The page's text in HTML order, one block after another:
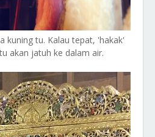
kuning tu. Kalau tepat, 'hakak'
akan jatuh ke dalam air.